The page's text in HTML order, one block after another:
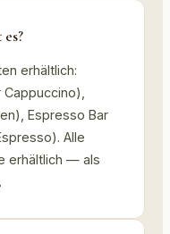
erhältlich:
Espresso Bar
Alle
erhältlich — als